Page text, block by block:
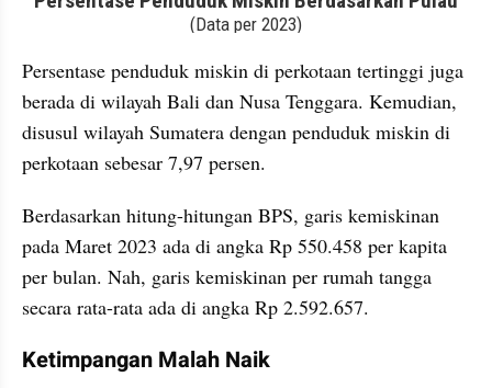
embed from external kumparan
Persentase penduduk miskin di perkotaan tertinggi juga
berada di wilayah Bali dan Nusa Tenggara. Kemudian,
disusul wilayah Sumatera dengan penduduk miskin di
perkotaan sebesar 7,97 persen.
Berdasarkan hitung-hitungan BPS, garis kemiskinan
pada Maret 2023 ada di angka Rp 550.458 per kapita
per bulan. Nah, garis kemiskinan per rumah tangga
secara rata-rata ada di angka Rp 2.592.657.
Ketimpangan Malah Naik